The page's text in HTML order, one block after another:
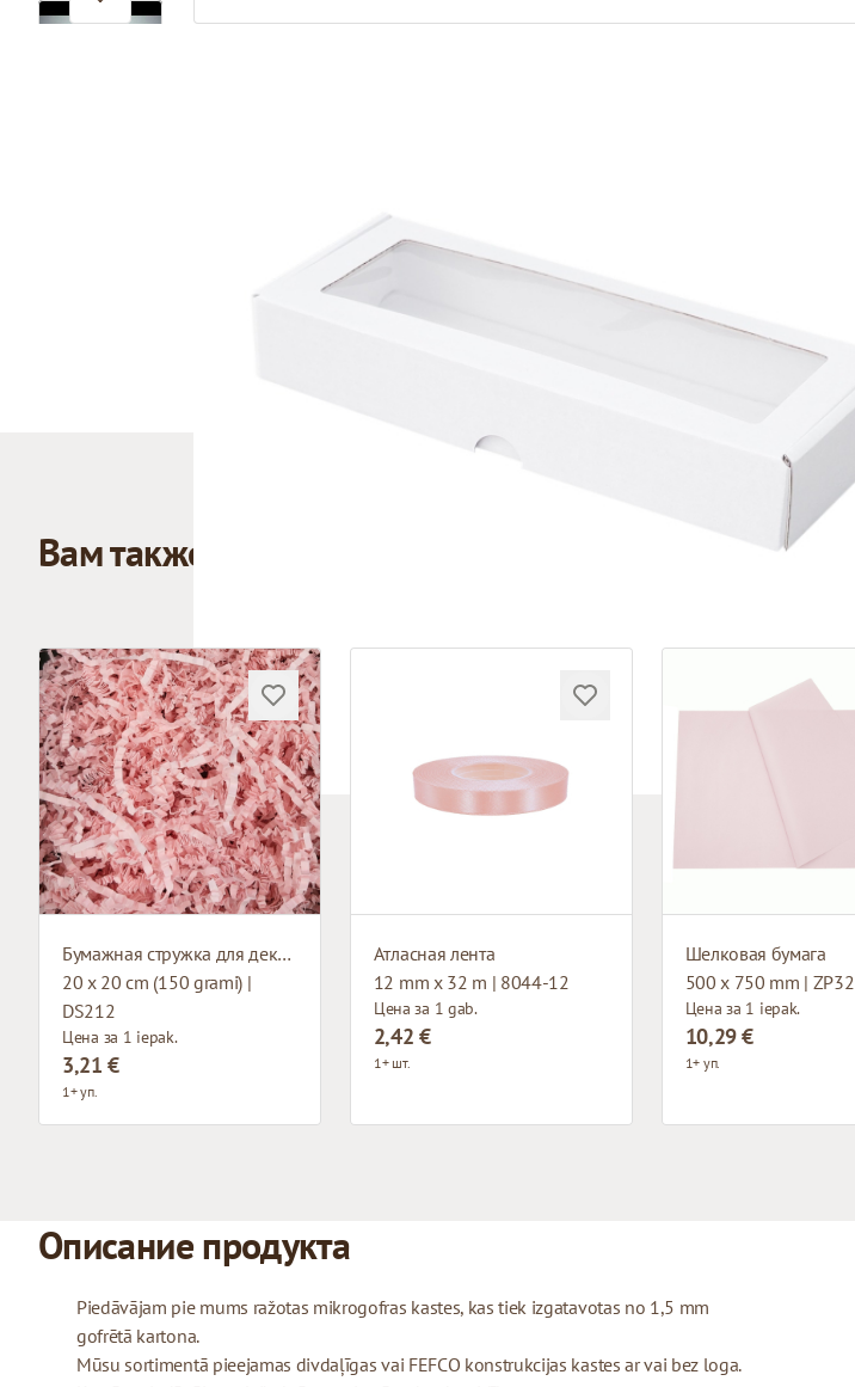
View larger image
Вам также может понравиться
Бумажная стружка для декорирования
20 x 20 cm (150 grami) |
DS212
Цена за 1 iepak.
3,21 €
1+ уп.
Атласная лента
12 mm x 32 m | 8044-12
Цена за 1 gab.
2,42 €
1+ шт.
Шелковая бумага
500 x 750 mm | ZP32
Цена за 1 iepak.
10,29 €
1+ уп.
Описание продукта
Piedāvājam pie mums ražotas mikrogofras kastes, kas tiek izgatavotas no 1,5 mm
gofrētā kartona.
Mūsu sortimentā pieejamas divdaļīgas vai FEFCO konstrukcijas kastes ar vai bez loga.